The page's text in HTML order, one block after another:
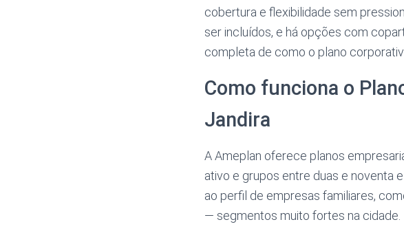
cobertura e flexibilidade sem
ser incluídos, e há opções com
completa de como o plano
Como funciona o
Jandira
A Ameplan oferece planos
ativo e grupos entre duas e noventa
ao perfil de empresas familiares,
— segmentos muito fortes na cidade.